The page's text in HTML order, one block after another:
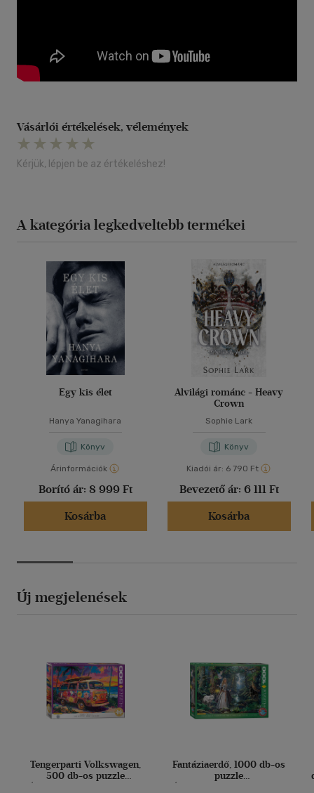
Vásárlói értékelések, vélemények
Kérjük, lépjen be az értékeléshez!
A kategória legkedveltebb termékei
Egy kis élet
Hanya Yanagihara
Könyv
Árinformációk
Borító ár: 8 999 Ft
Kosárba
Alvilági románc - Heavy
Crown
Sophie Lark
Könyv
Kiadói ár: 6 790 Ft
Bevezető ár: 6 111 Ft
Kosárba
Új megjelenések
Tengerparti Volkswagen,
500 db-os puzzle
(EUROGRAPHICS,6500-
Fantáziaerdő, 1000 db-os
puzzle
(EUROGRAPHICS,6000-